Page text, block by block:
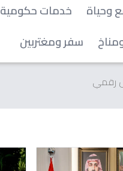
وحياة خدمات حكومية
سفر ومغتربين
رقمي